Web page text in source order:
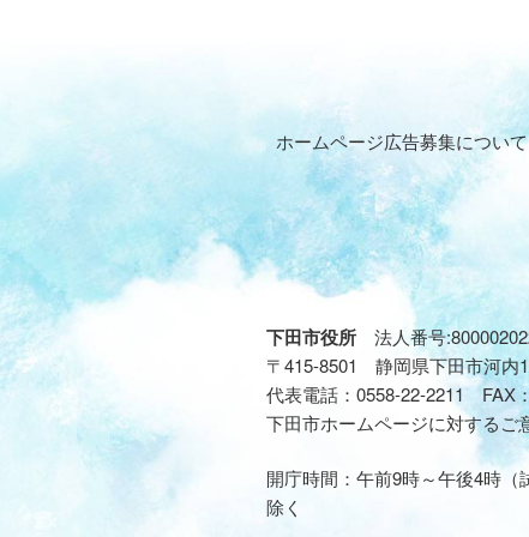
ホームページ広告募集について
下田市役所 法人番号
〒415-8501 静岡県下田市河内
代表電話： 0558-22-2211 FAX
下田市ホームページに対するご
開庁時間：午前9時～午後4時
除く